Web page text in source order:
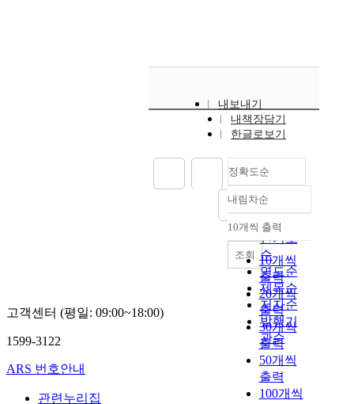
내보내기
내책장담기
한글로보기
정확도순
정확도
순
인기도
순
연도순
제목순
저자순
발행기
관순
내림차순
내림차순
10개씩 출력
10개씩
출력
20개씩
출력
30개씩
출력
50개씩
출력
100개씩
조회
고객센터 (평일: 09:00~18:00)
1599-3122
ARS 번호안내
관련누리집